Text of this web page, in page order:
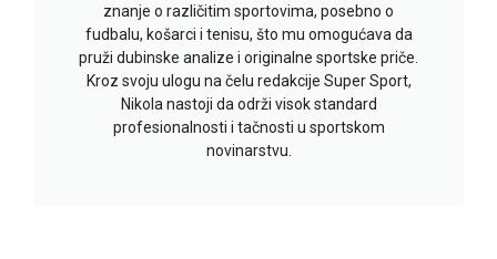
znanje o različitim sportovima, posebno o
fudbalu, košarci i tenisu, što mu omogućava da
pruži dubinske analize i originalne sportske priče.
Kroz svoju ulogu na čelu redakcije Super Sport,
Nikola nastoji da održi visok standard
profesionalnosti i tačnosti u sportskom
novinarstvu.